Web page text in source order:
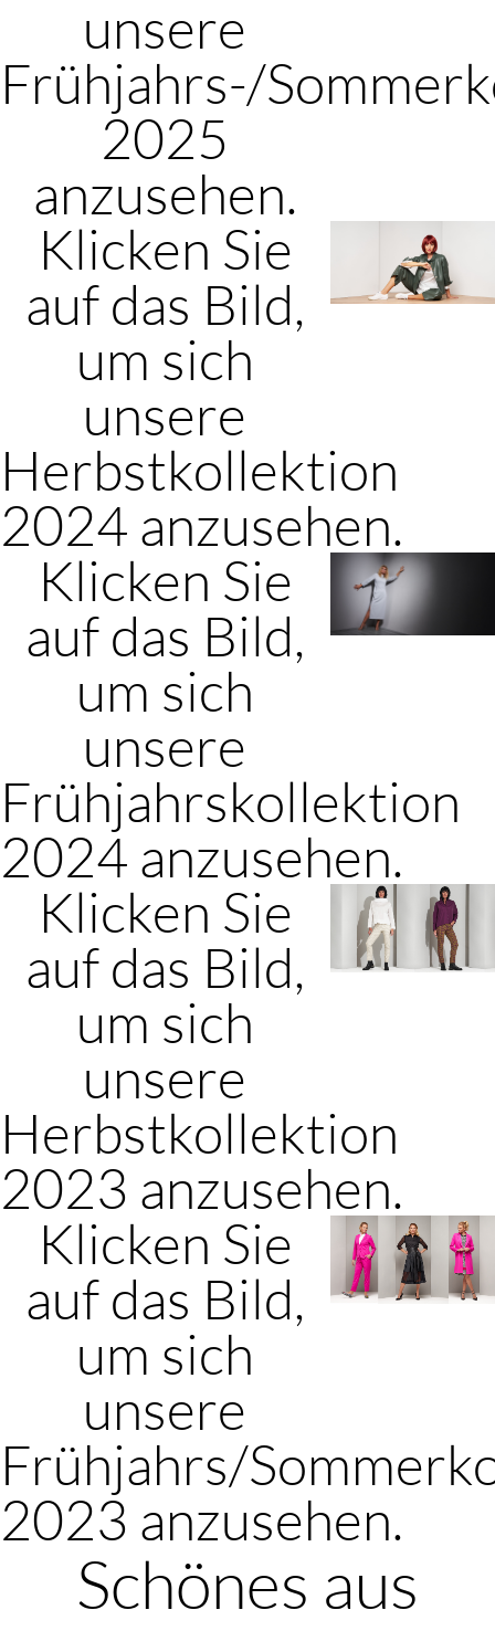
unsere
Frühjahrs-/
2025
anzusehen.
Klicken Sie
auf das Bild,
um sich
unsere
Herbstkollektion
2024 anzusehen.
Klicken Sie
auf das Bild,
um sich
unsere
Frühjahrskollektion
2024 anzusehen.
Klicken Sie
auf das Bild,
um sich
unsere
Herbstkollektion
2023 anzusehen.
Klicken Sie
auf das Bild,
um sich
unsere
Frühjahrs/
2023 anzusehen.
Schönes aus